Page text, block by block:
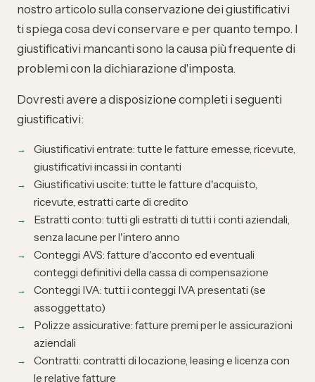
nostro articolo sullaconservazione dei giustificativi
ti spiega cosa devi conservare e per quanto tempo. I
giustificativi mancanti sono la causa più frequente di
problemi con la dichiarazione d'imposta.
Dovresti avere a disposizione completi i seguenti
giustificativi:
Giustificativi entrate: tutte le fatture emesse, ricevute,
giustificativi incassi in contanti
Giustificativi uscite: tutte le fatture d'acquisto,
ricevute, estratti carte di credito
Estratti conto: tutti gli estratti di tutti i conti aziendali,
senza lacune per l'intero anno
Conteggi AVS: fatture d'acconto ed eventuali
conteggi definitivi della cassa di compensazione
Conteggi IVA: tutti i conteggi IVA presentati (se
assoggettato)
Polizze assicurative: fatture premi per le assicurazioni
aziendali
Contratti: contratti di locazione, leasing e licenza con
le relative fatture